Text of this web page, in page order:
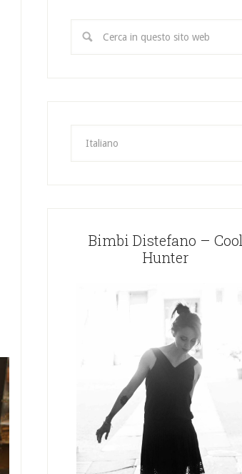
Bimbi Distefano – Cool
Hunter